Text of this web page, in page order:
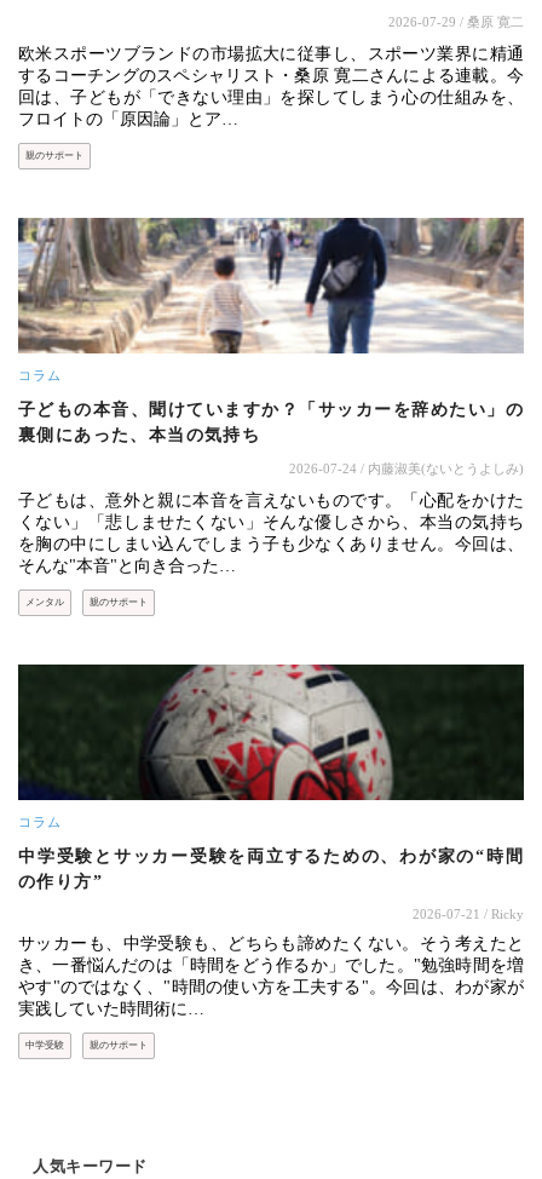
2026-07-29 / 桑原 寛二
欧米スポーツブランドの市場拡大に従事し、スポーツ業界に精通
するコーチングのスペシャリスト・桑原 寛二さんによる連載。今
回は、子どもが「できない理由」を探してしまう心の仕組みを、
フロイトの「原因論」とア…
親のサポート
コラム
子どもの本音、聞けていますか？「サッカーを辞めたい」の
裏側にあった、本当の気持ち
2026-07-24 / 内藤淑美(ないとうよしみ)
子どもは、意外と親に本音を言えないものです。「心配をかけた
くない」「悲しませたくない」そんな優しさから、本当の気持ち
を胸の中にしまい込んでしまう子も少なくありません。今回は、
そんな"本音"と向き合った…
メンタル 親のサポート
コラム
中学受験とサッカー受験を両立するための、わが家の“時間
の作り方”
2026-07-21 / Ricky
サッカーも、中学受験も、どちらも諦めたくない。そう考えたと
き、一番悩んだのは「時間をどう作るか」でした。"勉強時間を増
やす"のではなく、"時間の使い方を工夫する"。今回は、わが家が
実践していた時間術に…
中学受験 親のサポート
人気キーワード